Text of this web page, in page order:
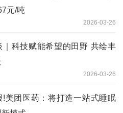
元/吨
2026-03-26
｜科技赋能希望的田野 共绘丰
2026-03-26
!美团医药：将打造一站式睡眠